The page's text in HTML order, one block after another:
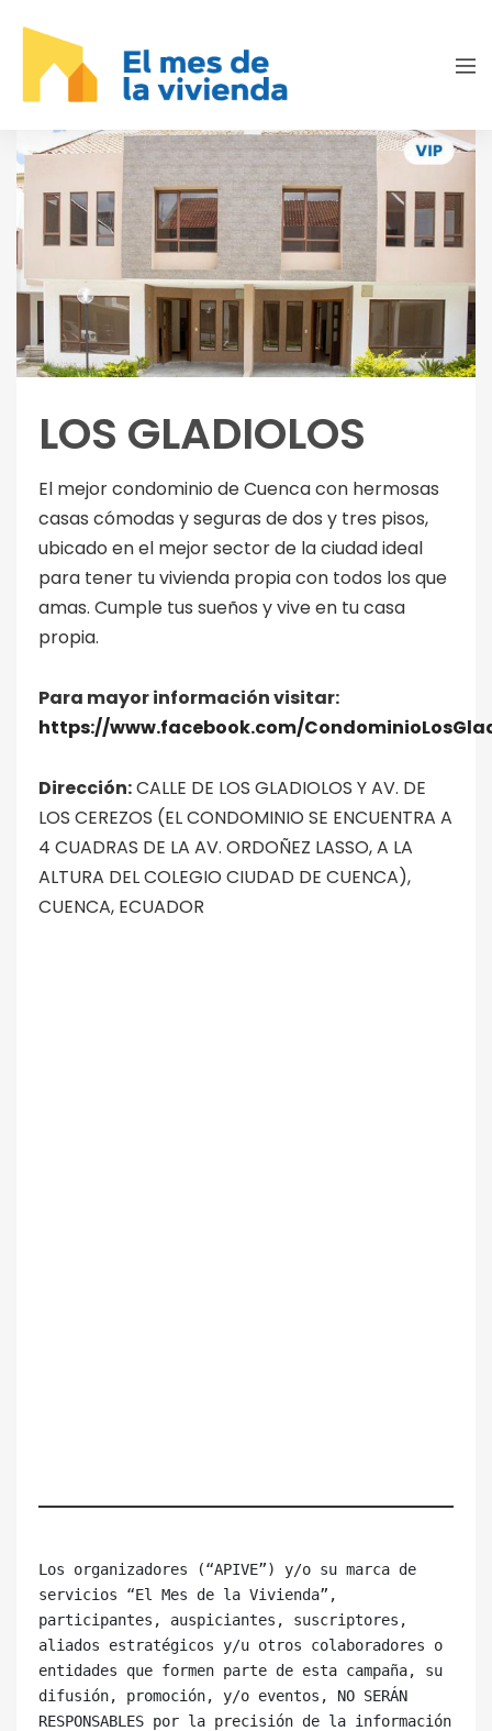
LOS GLADIOLOS
El mejor condominio de Cuenca con hermosas
casas cómodas y seguras de dos y tres pisos,
ubicado en el mejor sector de la ciudad ideal
para tener tu vivienda propia con todos los que
amas. Cumple tus sueños y vive en tu casa
propia.
Para mayor información visitar:
https://www.facebook.com/
Dirección:CALLE DE LOS GLADIOLOS Y AV. DE
LOS CEREZOS (EL CONDOMINIO SE ENCUENTRA A
4 CUADRAS DE LA AV. ORDOÑEZ LASSO, A LA
ALTURA DEL COLEGIO CIUDAD DE CUENCA),
CUENCA, ECUADOR
Los organizadores (“APIVE”) y/o su marca de
servicios “El Mes de la Vivienda”,
participantes, auspiciantes, suscriptores,
aliados estratégicos y/u otros colaboradores o
entidades que formen parte de esta campaña, su
difusión, promoción, y/o eventos, NO SERÁN
RESPONSABLES por la precisión de la información